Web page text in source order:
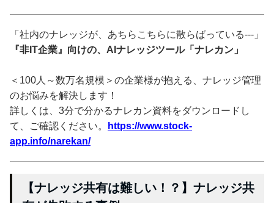
「社内のナレッジが、あちらこちらに散らばっている---」
『非IT企業』向けの、AIナレッジツール「ナレカン」
＜100人～数万名規模＞の企業様が抱える、ナレッジ管理
のお悩みを解決します！
詳しくは、3分で分かるナレカン資料をダウンロードし
て、ご確認ください。
https://www.stock-
app.info/narekan/
【ナレッジ共有は難しい！？】ナレッジ共